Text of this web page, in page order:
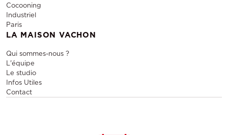
Cocooning
Industriel
Paris
LA MAISON VACHON
Qui sommes-nous ?
L'équipe
Le studio
Infos Utiles
Contact